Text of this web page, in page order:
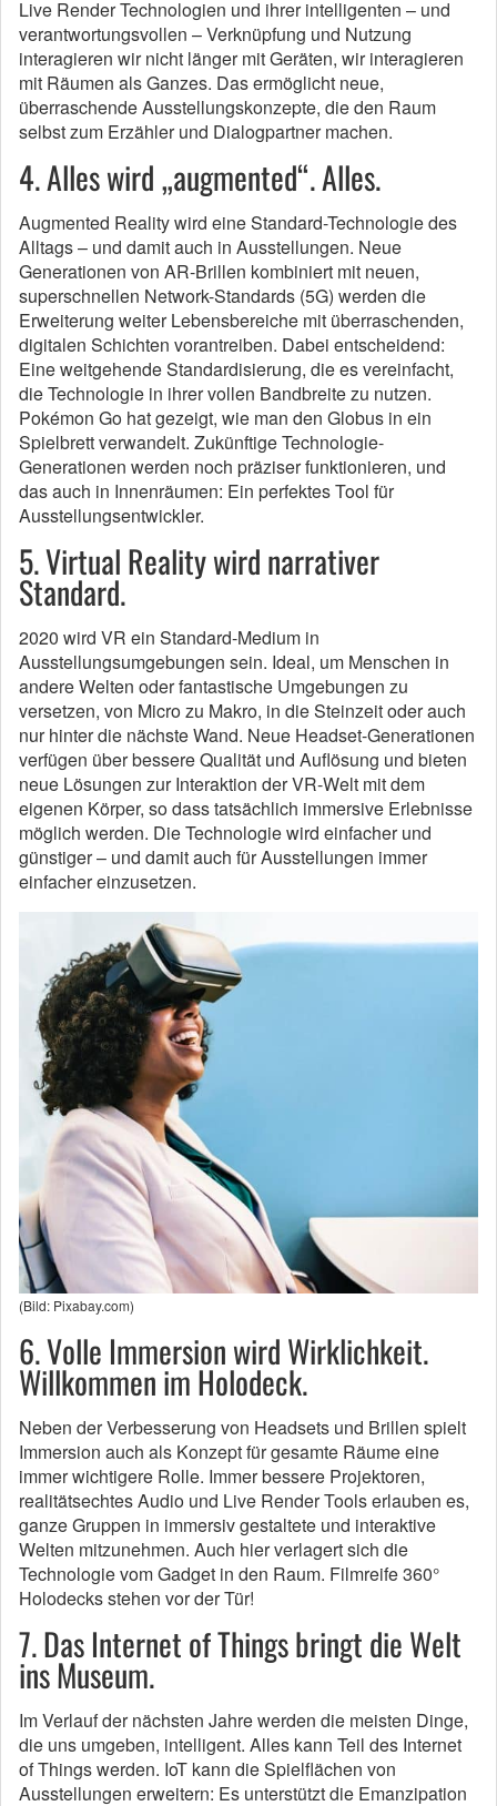
Live Render Technologien und ihrer intelligenten – und
verantwortungsvollen – Verknüpfung und Nutzung
interagieren wir nicht länger mit Geräten, wir interagieren
mit Räumen als Ganzes. Das ermöglicht neue,
überraschende Ausstellungskonzepte, die den Raum
selbst zum Erzähler und Dialogpartner machen.
4. Alles wird „augmented“. Alles.
Augmented Reality wird eine Standard-Technologie des
Alltags – und damit auch in Ausstellungen. Neue
Generationen von AR-Brillen kombiniert mit neuen,
superschnellen Network-Standards (5G) werden die
Erweiterung weiter Lebensbereiche mit überraschenden,
digitalen Schichten vorantreiben. Dabei entscheidend:
Eine weitgehende Standardisierung, die es vereinfacht,
die Technologie in ihrer vollen Bandbreite zu nutzen.
Pokémon Go hat gezeigt, wie man den Globus in ein
Spielbrett verwandelt. Zukünftige Technologie-
Generationen werden noch präziser funktionieren, und
das auch in Innenräumen: Ein perfektes Tool für
Ausstellungsentwickler.
5. Virtual Reality wird narrativer
Standard.
2020 wird VR ein Standard-Medium in
Ausstellungsumgebungen sein. Ideal, um Menschen in
andere Welten oder fantastische Umgebungen zu
versetzen, von Micro zu Makro, in die Steinzeit oder auch
nur hinter die nächste Wand. Neue Headset-Generationen
verfügen über bessere Qualität und Auflösung und bieten
neue Lösungen zur Interaktion der VR-Welt mit dem
eigenen Körper, so dass tatsächlich immersive Erlebnisse
möglich werden. Die Technologie wird einfacher und
günstiger – und damit auch für Ausstellungen immer
einfacher einzusetzen.
(Bild: Pixabay.com)
6. Volle Immersion wird Wirklichkeit.
Willkommen im Holodeck.
Neben der Verbesserung von Headsets und Brillen spielt
Immersion auch als Konzept für gesamte Räume eine
immer wichtigere Rolle. Immer bessere Projektoren,
realitätsechtes Audio und Live Render Tools erlauben es,
ganze Gruppen in immersiv gestaltete und interaktive
Welten mitzunehmen. Auch hier verlagert sich die
Technologie vom Gadget in den Raum. Filmreife 360°
Holodecks stehen vor der Tür!
7. Das Internet of Things bringt die Welt
ins Museum.
Im Verlauf der nächsten Jahre werden die meisten Dinge,
die uns umgeben, intelligent. Alles kann Teil des Internet
of Things werden. IoT kann die Spielflächen von
Ausstellungen erweitern: Es unterstützt die Emanzipation